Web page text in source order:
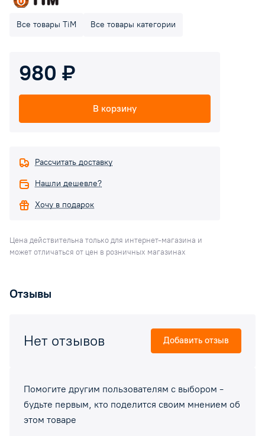
Все товары TiM Все товары категории
980 ₽
В корзину
Рассчитать доставку
Нашли дешевле?
Хочу в подарок
Цена действительна только для интернет-магазина и
может отличаться от цен в розничных магазинах
Отзывы
Помогите другим пользователям с выбором -
будьте первым, кто поделится своим мнением об
этом товаре
Нет отзывов Добавить отзыв